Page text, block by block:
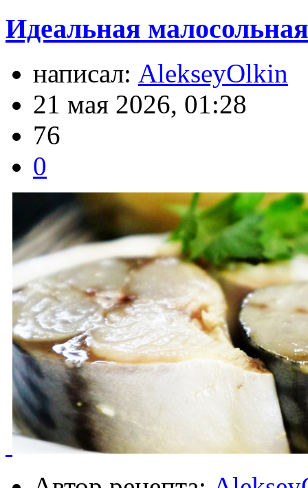
Идеальная
написал: AlekseyOlkin
21 мая 2026, 01:28
76
0